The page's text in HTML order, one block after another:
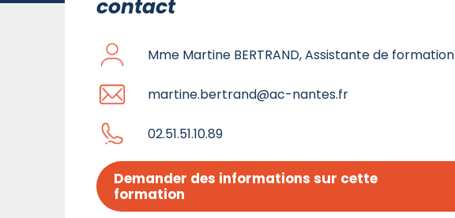
contact
Mme Martine BERTRAND, Assistante de formation
martine.bertrand@ac-nantes.fr
02.51.51.10.89
Demander des informations sur cette
formation